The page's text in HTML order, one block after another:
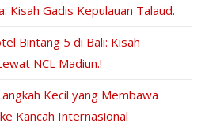
Kisah Gadis Kepulauan Talaud.
Bintang 5 di Bali: Kisah
NCL Madiun.!
Kecil yang Membawa
Kancah Internasional